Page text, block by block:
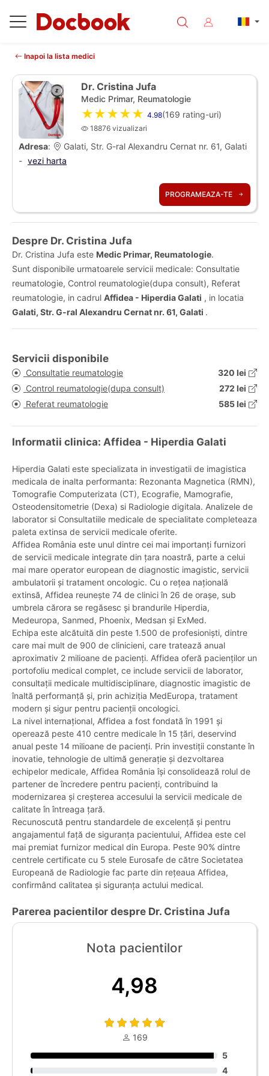
Inapoi la lista medici
Dr. Cristina Jufa
Medic Primar, Reumatologie
★★★★★ 4.98(169 rating-uri)
18876 vizualizari
Adresa:
Galati, Str. G-ral Alexandru Cernat nr. 61, Galati
- vezi harta
PROGRAMEAZA-TE
Despre Dr. Cristina Jufa
Dr. Cristina Jufa este Medic Primar, Reumatologie.
Sunt disponibile urmatoarele servicii medicale: Consultatie
reumatologie, Control reumatologie(dupa consult), Referat
reumatologie, in cadrul Affidea - Hiperdia Galati , in locatia
Galati, Str. G-ral Alexandru Cernat nr. 61, Galati .
Servicii disponibile
Consultatie reumatologie
320 lei
Control reumatologie(dupa consult)
272 lei
Referat reumatologie
585 lei
Informatii clinica: Affidea - Hiperdia Galati
Hiperdia Galati este specializata in investigatii de imagistica
medicala de inalta performanta: Rezonanta Magnetica (RMN),
Tomografie Computerizata (CT), Ecografie, Mamografie,
Osteodensitometrie (Dexa) si Radiologie digitala. Analizele de
laborator si Consultatiile medicale de specialitate completeaza
paleta extinsa de servicii medicale oferite.
Affidea România este unul dintre cei mai importanți furnizori
de servicii medicale integrate din țara noastră, parte a celui
mai mare operator european de diagnostic imagistic, servicii
ambulatorii și tratament oncologic. Cu o rețea națională
extinsă, Affidea reunește 74 de clinici în 26 de orașe, sub
umbrela cărora se regăsesc și brandurile Hiperdia,
Medeuropa, Sanmed, Phoenix, Medsan și ExMed.
Echipa este alcătuită din peste 1.500 de profesioniști, dintre
care mai mult de 900 de clinicieni, care tratează anual
aproximativ 2 milioane de pacienți. Affidea oferă pacienților un
portofoliu medical complet, ce include servicii de laborator,
consultații medicale multidisciplinare, diagnostic imagistic de
înaltă performanță și, prin achiziția MedEuropa, tratament
modern și sigur pentru pacienții oncologici.
La nivel internațional, Affidea a fost fondată în 1991 și
operează peste 410 centre medicale în 15 țări, deservind
anual peste 14 milioane de pacienți. Prin investiții constante în
inovatie, tehnologie de ultimă generație și dezvoltarea
echipelor medicale, Affidea România își consolidează rolul de
partener de încredere pentru pacienți, contribuind la
modernizarea și creșterea accesului la servicii medicale de
calitate în întreaga țară.
Recunoscută pentru standardele de excelență și pentru
angajamentul față de siguranța pacientului, Affidea este cel
mai premiat furnizor medical din Europa. Peste 90% dintre
centrele certificate cu 5 stele Eurosafe de către Societatea
Europeană de Radiologie fac parte din rețeaua Affidea,
confirmând calitatea și siguranța actului medical.
Parerea pacientilor despre Dr. Cristina Jufa
Nota pacientilor
4,98
169
5
4